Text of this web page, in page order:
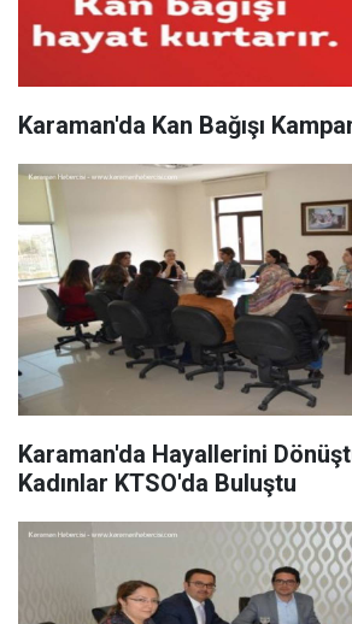
Karaman'da Kan Bağışı
Karaman'da Hayallerini
Kadınlar KTSO'da Buluştu